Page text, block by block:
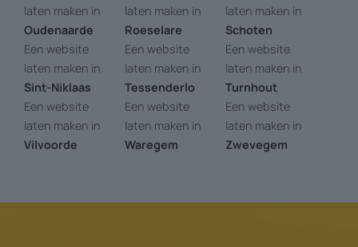
laten maken in
Oudenaarde
laten maken in
Roeselare
laten maken in
Schoten
Een website
laten maken in
Sint-Niklaas
Een website
laten maken in
Tessenderlo
Een website
laten maken in
Turnhout
Een website
laten maken in
Vilvoorde
Een website
laten maken in
Waregem
Een website
laten maken in
Zwevegem